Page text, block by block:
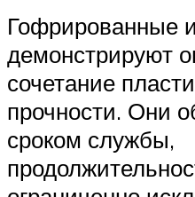
Гофрированные
демонстрируют
сочетание
прочности. Они
сроком службы,